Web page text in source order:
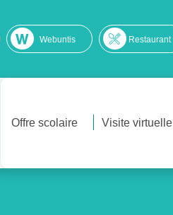
Webuntis Restaurant
Offre scolaire Visite virtuelle